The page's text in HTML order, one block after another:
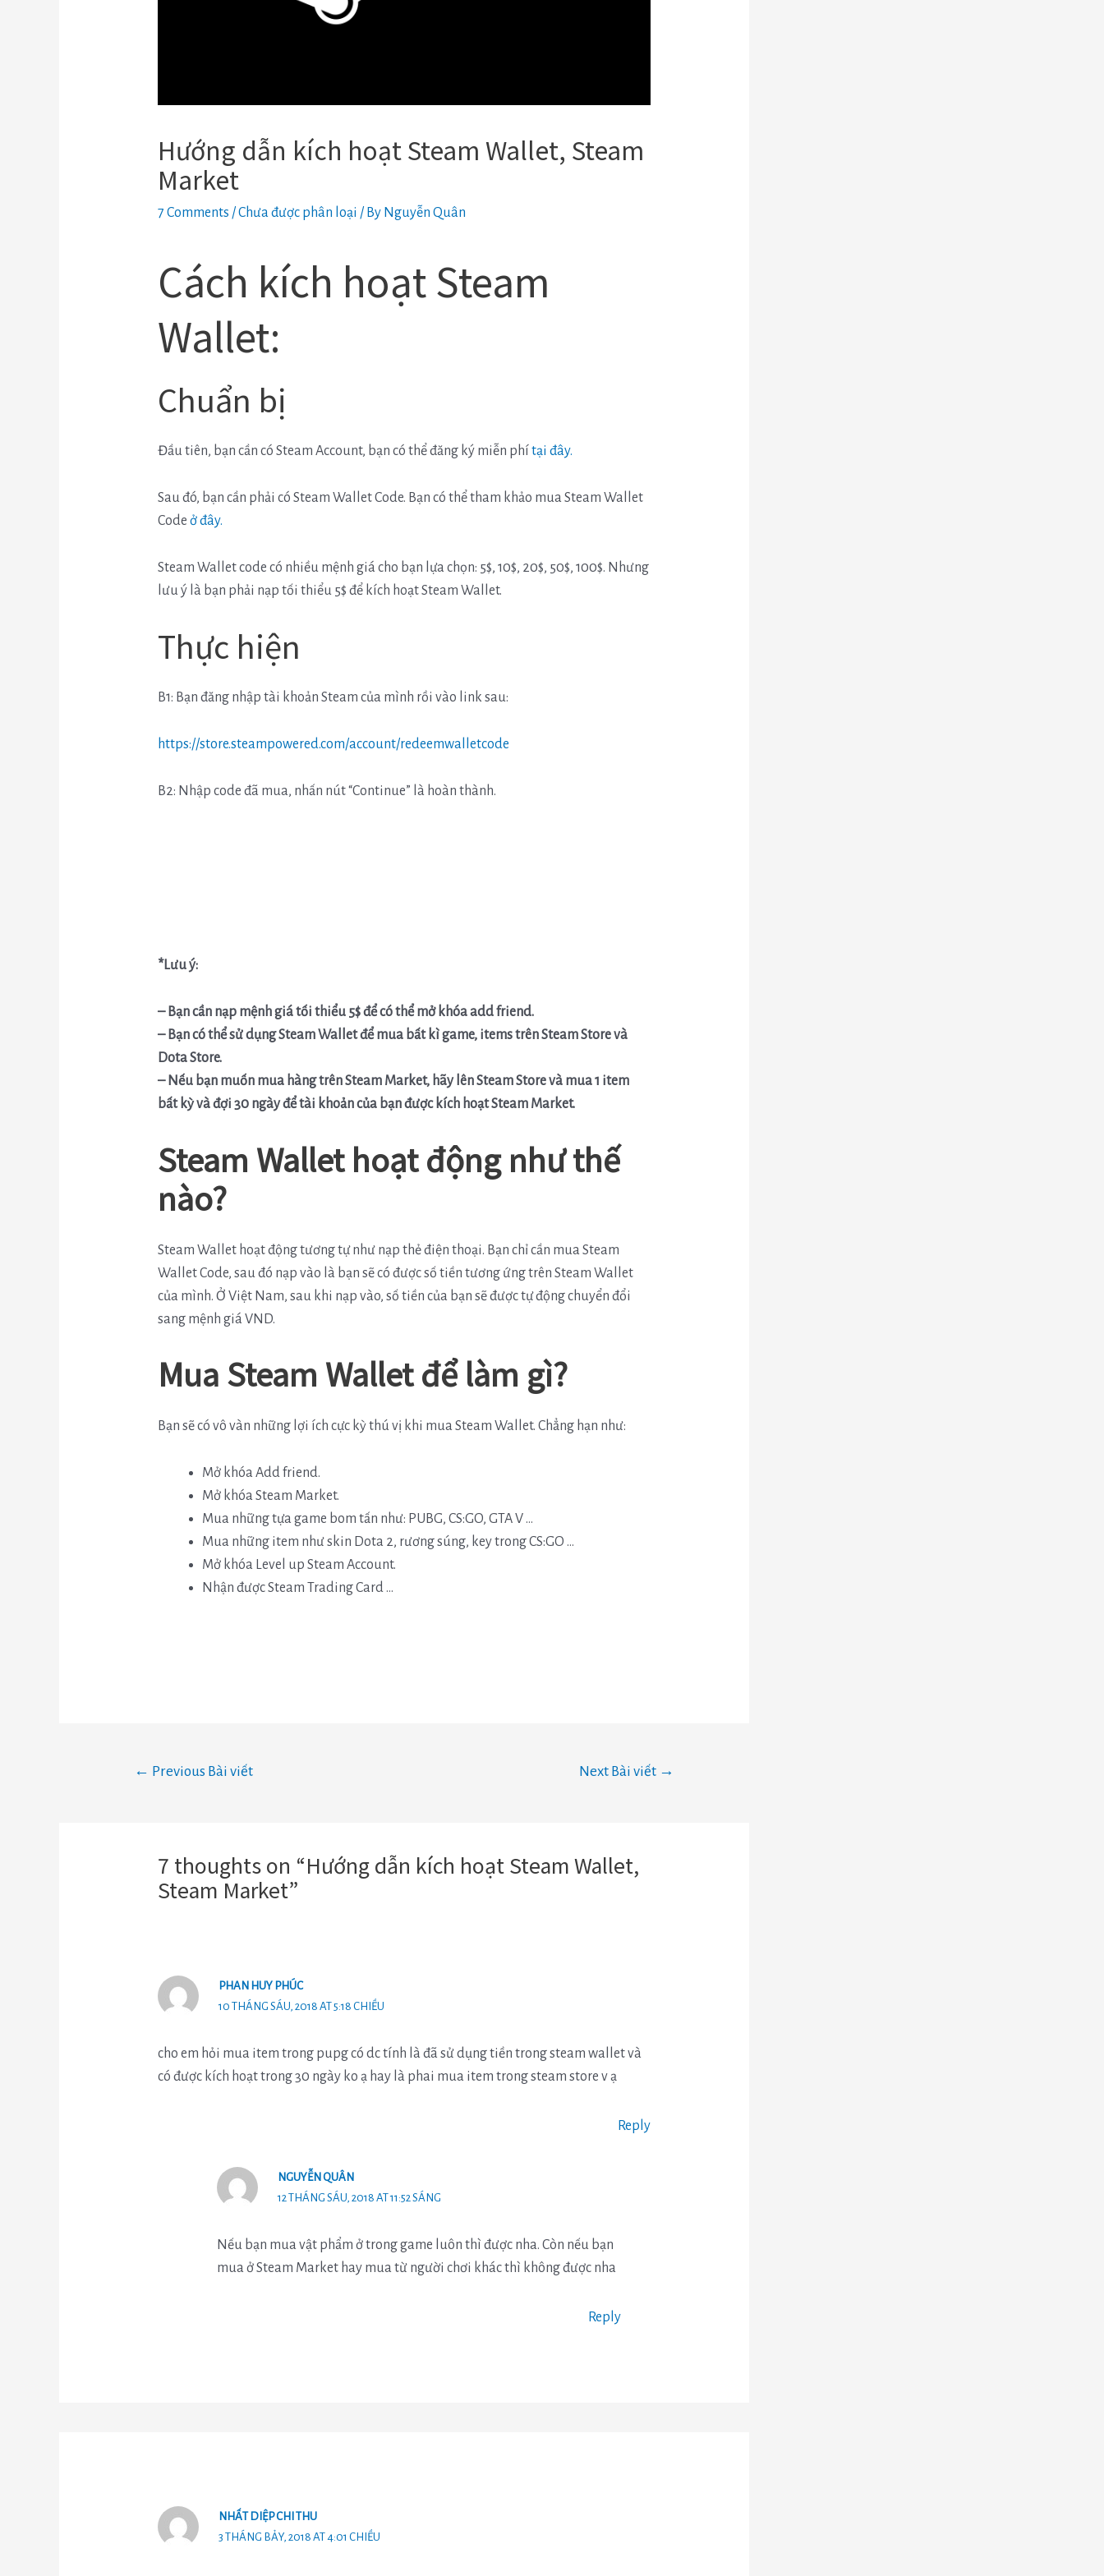
Hướng dẫn kích hoạt Steam Wallet, Steam
Market
7 Comments /Chưa được phân loại / By Nguyễn Quân
Cách kích hoạt Steam
Wallet:
Chuẩn bị
Đầu tiên, bạn cần có Steam Account, bạn có thể đăng ký miễn phítại đây.
Sau đó, bạn cần phải có Steam Wallet Code. Bạn có thể tham khảo mua Steam Wallet
Codeở đây.
Steam Wallet code có nhiều mệnh giá cho bạn lựa chọn: 5$, 10$, 20$, 50$, 100$. Nhưng
lưu ý là bạn phải nạp tối thiểu 5$ để kích hoạt Steam Wallet.
Thực hiện
B1: Bạn đăng nhập tài khoản Steam của mình rồi vào link sau:
https://store.steampowered.com/account/redeemwalletcode
B2: Nhập code đã mua, nhấn nút “Continue” là hoàn thành.
*Lưu ý:
– Bạn cần nạp mệnh giá tối thiểu 5$ để có thể mở khóa add friend.
– Bạn có thể sử dụng Steam Wallet để mua bất kì game, items trên Steam Store và
Dota Store.
– Nếu bạn muốn mua hàng trên Steam Market, hãy lên Steam Store và mua 1 item
bất kỳ và đợi 30 ngày để tài khoản của bạn được kích hoạt Steam Market.
Steam Wallet hoạt động như thế
nào?
Steam Wallet hoạt động tương tự như nạp thẻ điện thoại. Bạn chỉ cần mua Steam
Wallet Code, sau đó nạp vào là bạn sẽ có được số tiền tương ứng trên Steam Wallet
của mình. Ở Việt Nam, sau khi nạp vào, số tiền của bạn sẽ được tự động chuyển đổi
sang mệnh giá VND.
Mua Steam Wallet để làm gì?
Bạn sẽ có vô vàn những lợi ích cực kỳ thú vị khi mua Steam Wallet. Chẳng hạn như:
Mở khóa Add friend.
Mở khóa Steam Market.
Mua những tựa game bom tấn như: PUBG, CS:GO, GTA V …
Mua những item như skin Dota 2, rương súng, key trong CS:GO …
Mở khóa Level up Steam Account.
Nhận được Steam Trading Card …
← Previous Bài viết Next Bài viết →
7 thoughts on “Hướng dẫn kích hoạt Steam Wallet,
Steam Market”
PHAN HUY PHÚC
10 THÁNG SÁU, 2018 AT 5:18 CHIỀU
cho em hỏi mua item trong pupg có dc tính là đã sử dụng tiền trong steam wallet và
có được kích hoạt trong 30 ngày ko ạ hay là phai mua item trong steam store v ạ
Reply
NGUYỄN QUÂN
12 THÁNG SÁU, 2018 AT 11:52 SÁNG
Nếu bạn mua vật phẩm ở trong game luôn thì được nha. Còn nếu bạn
mua ở Steam Market hay mua từ người chơi khác thì không được nha
Reply
NHẤT DIỆP CHI THU
3 THÁNG BẢY, 2018 AT 4:01 CHIỀU